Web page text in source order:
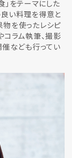
」をテーマにした
い料理を得意と
物を使ったレシピ
コラム執筆、撮影
催なども行ってい